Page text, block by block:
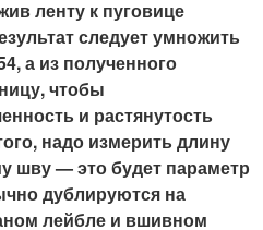
ленту к пуговице
следует умножить
а из полученного
чтобы
и растянутость
надо измерить длину
шву — это будет параметр
дублируются на
лейбле и вшивном